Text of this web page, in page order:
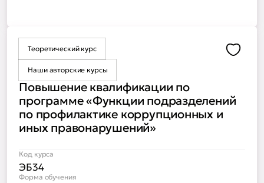
Теоретический курс
Наши авторские курсы
Повышение квалификации по
программе «Функции подразделений
по профилактике коррупционных и
иных правонарушений»
Код курса
ЭБ34
Форма обучения